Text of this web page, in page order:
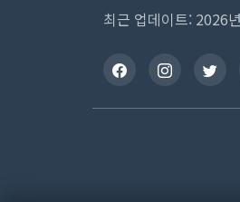
최근 업데이트: 2026